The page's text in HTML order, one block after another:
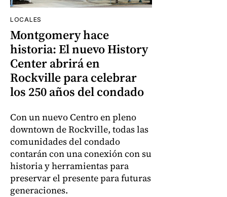
LOCALES
Montgomery hace
historia: El nuevo History
Center abrirá en
Rockville para celebrar
los 250 años del condado
Con un nuevo Centro en pleno
downtown de Rockville, todas las
comunidades del condado
contarán con una conexión con su
historia y herramientas para
preservar el presente para futuras
generaciones.